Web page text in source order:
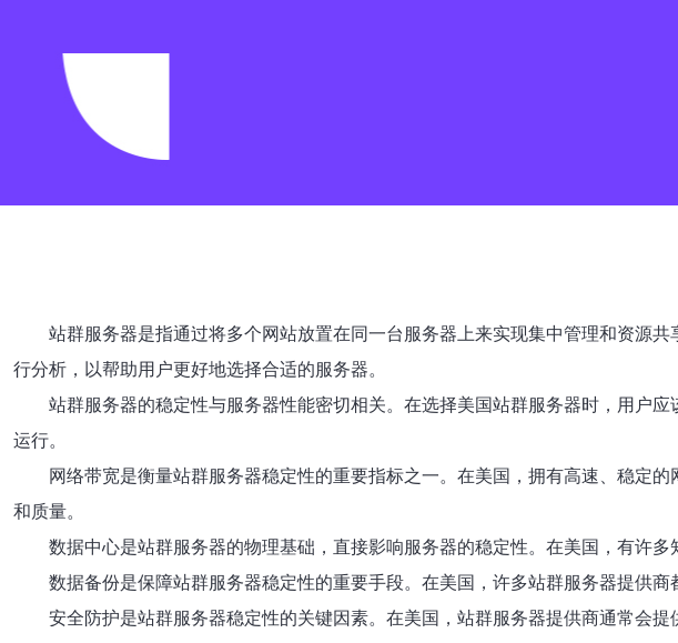
站群服务器是指通过将多个网站放置在同一台服务器上来实现集中管理和资源
行分析，以帮助用户更好地选择合适的服务器。
站群服务器的稳定性与服务器性能密切相关。在选择美国站群服务器时，用户
运行。
网络带宽是衡量站群服务器稳定性的重要指标之一。在美国，拥有高速、稳定
和质量。
数据中心是站群服务器的物理基础，直接影响服务器的稳定性。在美国，有许
数据备份是保障站群服务器稳定性的重要手段。在美国，许多站群服务器提供
安全防护是站群服务器稳定性的关键因素。在美国，站群服务器提供商通常会